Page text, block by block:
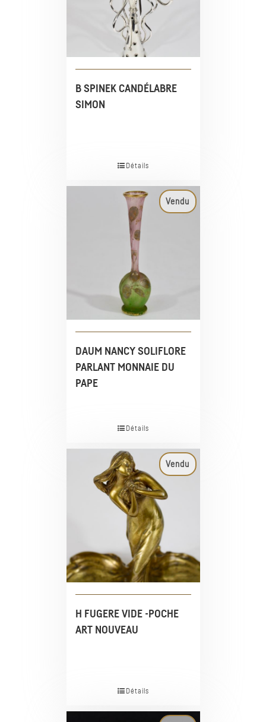
B SPINEK CANDÉLABRE
SIMON
Détails
Vendu
DAUM NANCY SOLIFLORE
PARLANT MONNAIE DU
PAPE
Détails
Vendu
H FUGERE VIDE -POCHE
ART NOUVEAU
Détails